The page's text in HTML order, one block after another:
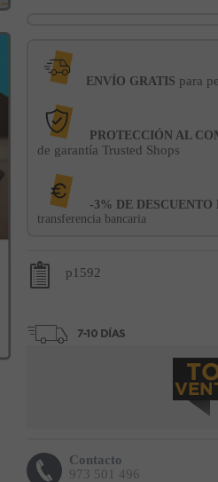
ENVÍO GRATIS para
PROTECCIÓN AL
de garantía Trusted Shops
-3% DE DESCUENTO
transferencia bancaria
p1592
Contacto
973 501 496